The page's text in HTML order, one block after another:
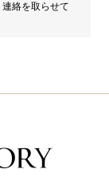
絡を取らせて